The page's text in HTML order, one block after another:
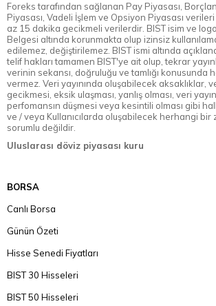
Foreks tarafından sağlanan Pay Piyasası,
Piyasası, Vadeli İşlem ve Opsiyon Piyasası
az 15 dakika gecikmeli verilerdir. BIST isim ve
Belgesi altında korunmakta olup izinsiz
edilemez, değiştirilemez. BIST ismi altında
telif hakları tamamen BIST'ye ait olup, tekrar
verinin sekansı, doğruluğu ve tamlığı konusunda
vermez. Veri yayınında oluşabilecek aksaklıklar,
gecikmesi, eksik ulaşması, yanlış olması, veri
perfomansın düşmesi veya kesintili olması gibi
ve / veya Kullanıcılarda oluşabilecek herhangi bir
sorumlu değildir.
Uluslarası döviz piyasası kuru
BORSA
Canlı Borsa
Günün Özeti
Hisse Senedi Fiyatları
BIST 30 Hisseleri
BIST 50 Hisseleri